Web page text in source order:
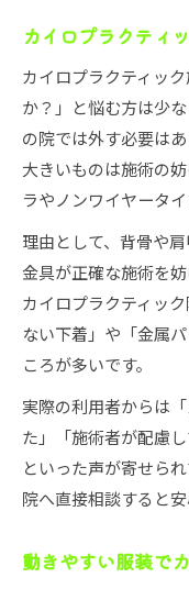
カイロプラクティ
カイロプラクティッ
か？」と悩む方は少
の院では外す必要は
大きいものは施術の
ラやノンワイヤータイ
理由として、背骨や
金具が正確な施術を
カイロプラクティッ
ない下着」や「金属
ころが多いです。
実際の利用者からは
た」「施術者が配慮
といった声が寄せら
院へ直接相談すると安
動きやすい服装で